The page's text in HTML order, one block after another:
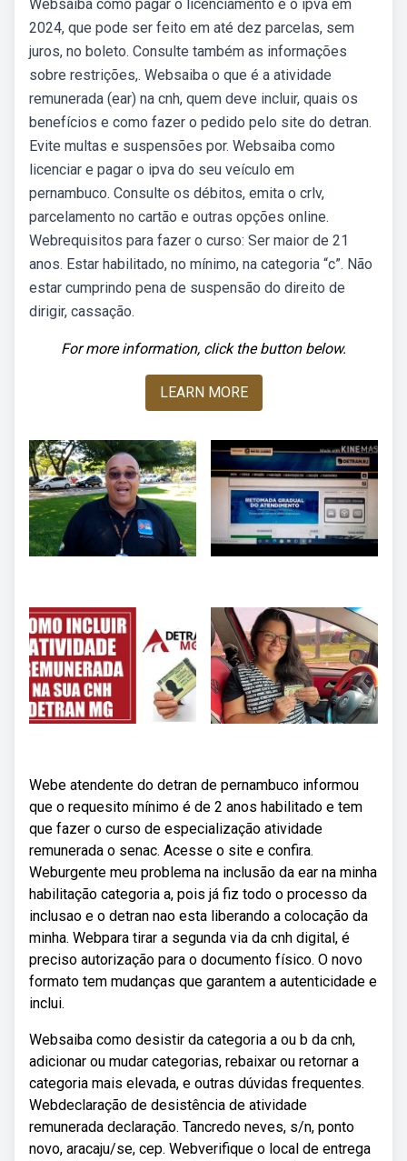
Websaiba como pagar o licenciamento e o ipva em
2024, que pode ser feito em até dez parcelas, sem
juros, no boleto. Consulte também as informações
sobre restrições,. Websaiba o que é a atividade
remunerada (ear) na cnh, quem deve incluir, quais os
benefícios e como fazer o pedido pelo site do detran.
Evite multas e suspensões por. Websaiba como
licenciar e pagar o ipva do seu veículo em
pernambuco. Consulte os débitos, emita o crlv,
parcelamento no cartão e outras opções online.
Webrequisitos para fazer o curso: Ser maior de 21
anos. Estar habilitado, no mínimo, na categoria “c”. Não
estar cumprindo pena de suspensão do direito de
dirigir, cassação.
For more information, click the button below.
LEARN MORE
Webe atendente do detran de pernambuco informou
que o requesito mínimo é de 2 anos habilitado e tem
que fazer o curso de especialização atividade
remunerada o senac. Acesse o site e confira.
Weburgente meu problema na inclusão da ear na minha
habilitação categoria a, pois já fiz todo o processo da
inclusao e o detran nao esta liberando a colocação da
minha. Webpara tirar a segunda via da cnh digital, é
preciso autorização para o documento físico. O novo
formato tem mudanças que garantem a autenticidade e
inclui.
Websaiba como desistir da categoria a ou b da cnh,
adicionar ou mudar categorias, rebaixar ou retornar a
categoria mais elevada, e outras dúvidas frequentes.
Webdeclaração de desistência de atividade
remunerada declaração. Tancredo neves, s/n, ponto
novo, aracaju/se, cep. Webverifique o local de entrega